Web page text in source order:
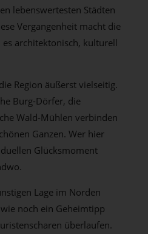
lebenswertesten Städten
Vergangenheit macht die
architektonisch, kulturell
Region äußerst vielseitig.
Burg-Dörfer, die
Wald-Mühlen verbinden
Ganzen. Wer hier
Glücksmoment
Lage im Norden
noch ein Geheimtipp
überlaufen.